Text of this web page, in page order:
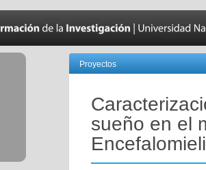
Proyectos
sueño en el